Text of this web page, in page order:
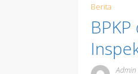
Berita
Admin